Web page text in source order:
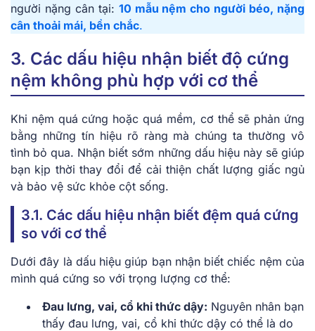
người nặng cân tại: 10 mẫu nệm cho người béo, nặng
cân thoải mái, bền chắc.
3. Các dấu hiệu nhận biết độ cứng
nệm không phù hợp với cơ thể
Khi nệm quá cứng hoặc quá mềm, cơ thể sẽ phản ứng
bằng những tín hiệu rõ ràng mà chúng ta thường vô
tình bỏ qua. Nhận biết sớm những dấu hiệu này sẽ giúp
bạn kịp thời thay đổi để cải thiện chất lượng giấc ngủ
và bảo vệ sức khỏe cột sống.
3.1. Các dấu hiệu nhận biết đệm quá cứng
so với cơ thể
Dưới đây là dấu hiệu giúp bạn nhận biết chiếc nệm của
mình quá cứng so với trọng lượng cơ thể:
Đau lưng, vai, cổ khi thức dậy: Nguyên nhân bạn
thấy đau lưng, vai, cổ khi thức dậy có thể là do